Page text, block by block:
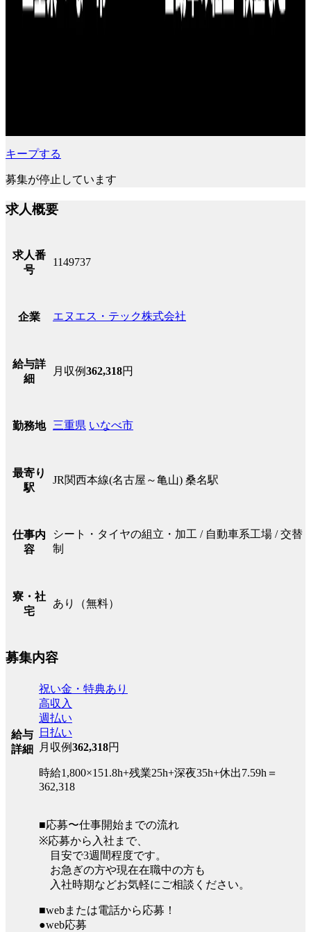
キープする
募集が停止しています
求人概要
求人番
号
1149737
企業 エヌエス・テック株式会社
給与詳
細
月収例362,318円
勤務地 三重県 いなべ市
最寄り
駅
JR関西本線(名古屋～亀山) 桑名駅
仕事内
容
シート・タイヤの組立・加工 / 自動車系工場 / 交替
制
寮・社
宅
あり（無料）
募集内容
給与
詳細
祝い金・特典あり
高収入
週払い
日払い
月収例362,318円
時給1,800×151.8h+残業25h+深夜35h+休出7.59h＝
362,318
■応募〜仕事開始までの流れ
※応募から入社まで、
目安で3週間程度です。
お急ぎの方や現在在職中の方も
入社時期などお気軽にご相談ください。
■webまたは電話から応募！
●web応募